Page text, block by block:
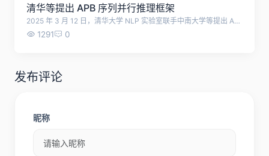
清华等提出 APB 序列并行推理框架
2025 年 3 月 12 日，清华大学 NLP 实验室联手中南大学等提出 APB 序列并行推理框架，可解决长上下文远距离语义依赖问题，在 128K 文本上比 Flash Attention 快约 10 倍。
1291 0
发布评论
昵称